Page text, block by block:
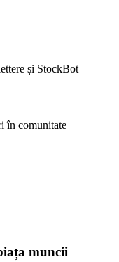
și StockBot
în comunitate
muncii